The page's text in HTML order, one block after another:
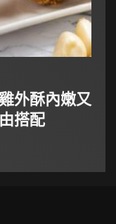
外酥內嫩又
搭配